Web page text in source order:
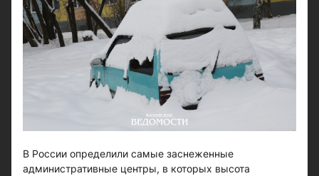
В России определили самые заснеженные
административные центры, в которых высота